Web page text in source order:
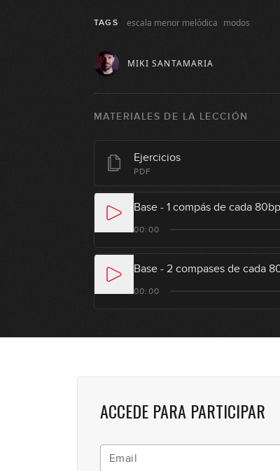
TAGS escala menor melódica modos
MIKI SANTAMARIA
MATERIALES DE LA LECCIÓN
Ejercicios
PDF
Base - 1 compás de cada
00:00
Base - 2 compases de cada
00:00
ACCEDE PARA PARTICIPAR